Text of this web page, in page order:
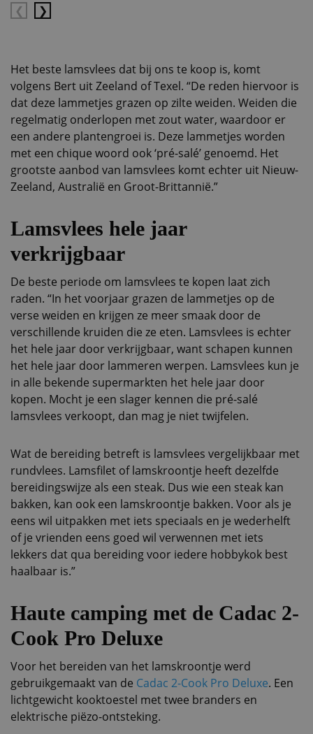
Het beste lamsvlees dat bij ons te koop is, komt
volgens Bert uit Zeeland of Texel. “De reden hiervoor is
dat deze lammetjes grazen op zilte weiden. Weiden die
regelmatig onderlopen met zout water, waardoor er
een andere plantengroei is. Deze lammetjes worden
met een chique woord ook ‘pré-salé’ genoemd. Het
grootste aanbod van lamsvlees komt echter uit Nieuw-
Zeeland, Australië en Groot-Brittannië.”
Lamsvlees hele jaar
verkrijgbaar
De beste periode om lamsvlees te kopen laat zich
raden. “In het voorjaar grazen de lammetjes op de
verse weiden en krijgen ze meer smaak door de
verschillende kruiden die ze eten. Lamsvlees is echter
het hele jaar door verkrijgbaar, want schapen kunnen
het hele jaar door lammeren werpen. Lamsvlees kun je
in alle bekende supermarkten het hele jaar door
kopen. Mocht je een slager kennen die pré-salé
lamsvlees verkoopt, dan mag je niet twijfelen.
Wat de bereiding betreft is lamsvlees vergelijkbaar met
rundvlees. Lamsfilet of lamskroontje heeft dezelfde
bereidingswijze als een steak. Dus wie een steak kan
bakken, kan ook een lamskroontje bakken. Voor als je
eens wil uitpakken met iets speciaals en je wederhelft
of je vrienden eens goed wil verwennen met iets
lekkers dat qua bereiding voor iedere hobbykok best
haalbaar is.”
Haute camping met de Cadac 2-
Cook Pro Deluxe
Voor het bereiden van het lamskroontje werd
gebruikgemaakt van de Cadac 2-Cook Pro Deluxe. Een
lichtgewicht kooktoestel met twee branders en
elektrische piëzo-ontsteking.